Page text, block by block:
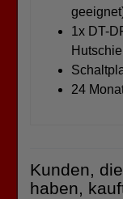
1x DT-
24
Kunden,
haben,